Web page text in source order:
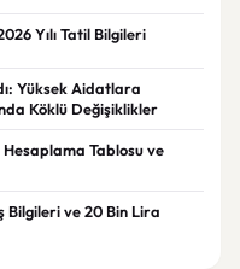
Yılı Tatil Bilgileri
Yüksek Aidatlara
Köklü Değişiklikler
Tablosu ve
Bilgileri ve 20 Bin Lira